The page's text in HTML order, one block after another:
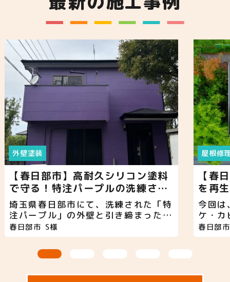
外壁塗装
【春日部市】高耐久シリコン塗料
で守る！特注パープルの洗練され
た外壁塗装！
埼玉県春日部市にて、洗練された「特
注パープル」の外壁と引き締まった
「ブラック」の付帯部を組み合わせ
た、唯一無二の気品漂う外壁塗装が完
了いたしました。 施主様こだわりの
特注カラーを主役に据えつつ、耐候性
春日部市 S様
屋根修
【春
を再
ッシ
今回は
ケ・カ
アル（
いまし
春日部市